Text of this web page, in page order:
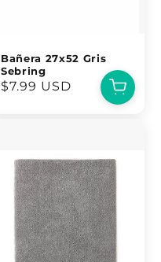
Bañera 27x52 Gris
Sebring
Precio
$7.99 USD